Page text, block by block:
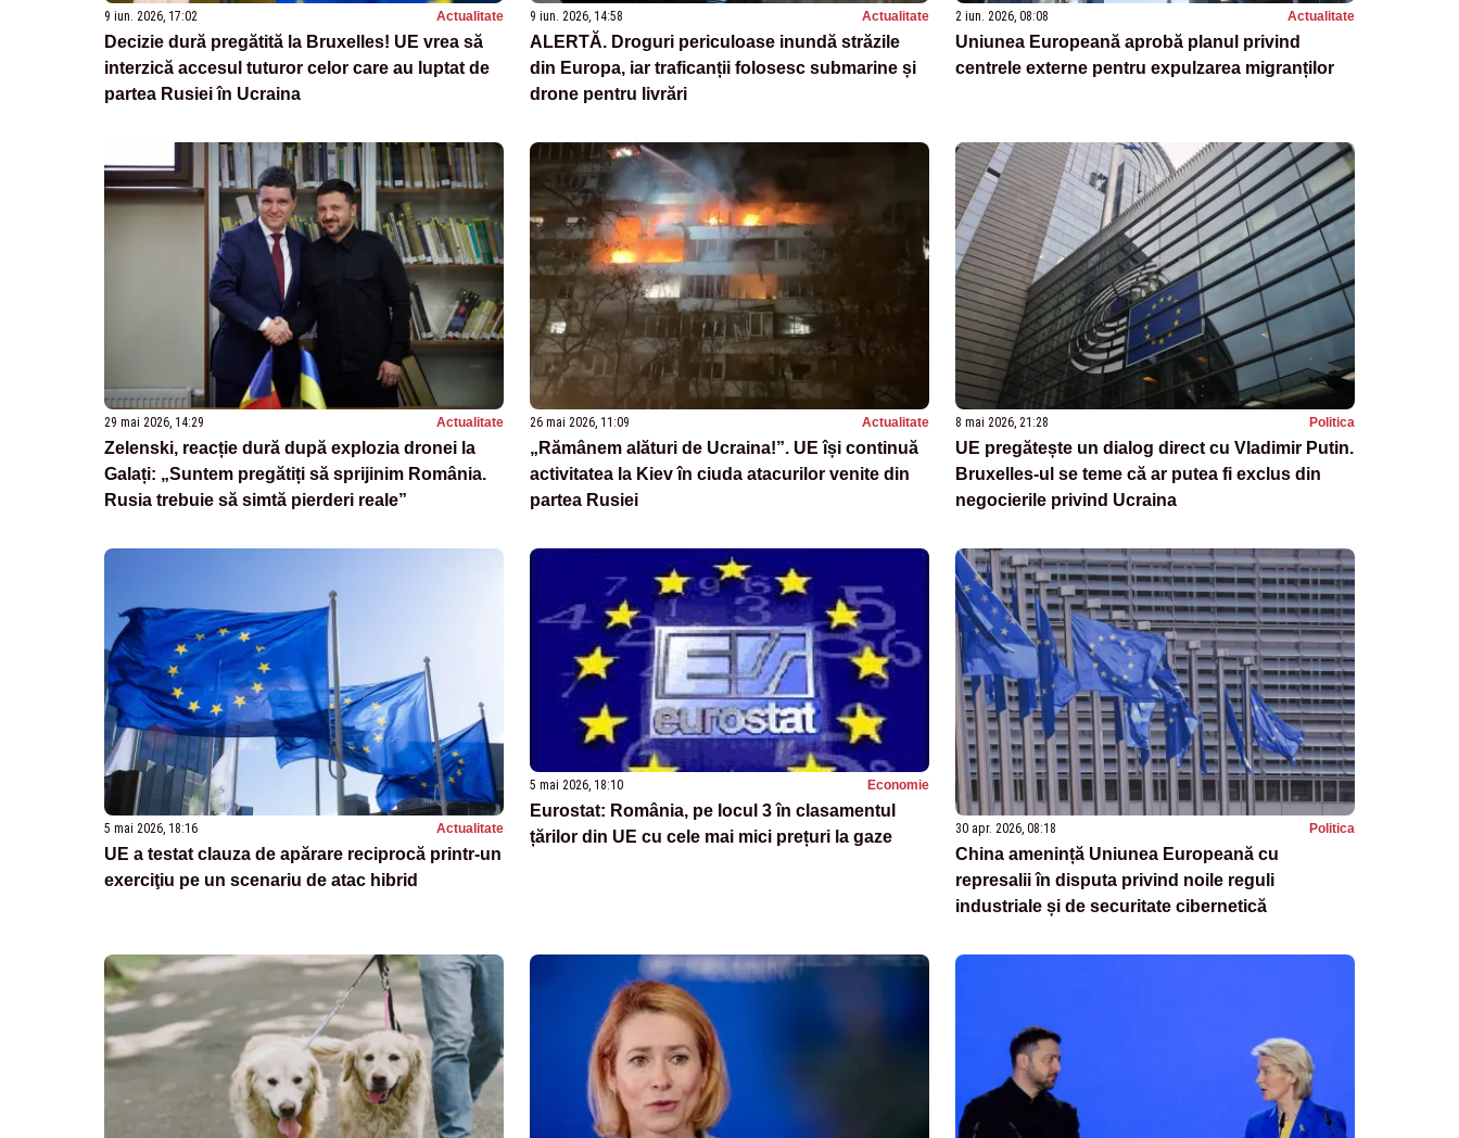
9 iun. 2026, 17:02 Actualitate
Decizie dură pregătită la Bruxelles! UE vrea să
interzică accesul tuturor celor care au luptat de
partea Rusiei în Ucraina
9 iun. 2026, 14:58 Actualitate
ALERTĂ. Droguri periculoase inundă străzile
din Europa, iar traficanții folosesc submarine și
drone pentru livrări
2 iun. 2026, 08:08 Actualitate
Uniunea Europeană aprobă planul privind
centrele externe pentru expulzarea migranților
29 mai 2026, 14:29 Actualitate
Zelenski, reacție dură după explozia dronei la
Galați: „Suntem pregătiți să sprijinim România.
Rusia trebuie să simtă pierderi reale”
26 mai 2026, 11:09 Actualitate
„Rămânem alături de Ucraina!”. UE își continuă
activitatea la Kiev în ciuda atacurilor venite din
partea Rusiei
8 mai 2026, 21:28 Politica
UE pregătește un dialog direct cu Vladimir Putin.
Bruxelles-ul se teme că ar putea fi exclus din
negocierile privind Ucraina
5 mai 2026, 18:16 Actualitate
UE a testat clauza de apărare reciprocă printr-un
exerciţiu pe un scenariu de atac hibrid
5 mai 2026, 18:10 Economie
Eurostat: România, pe locul 3 în clasamentul
țărilor din UE cu cele mai mici prețuri la gaze
30 apr. 2026, 08:18 Politica
China amenință Uniunea Europeană cu
represalii în disputa privind noile reguli
industriale și de securitate cibernetică